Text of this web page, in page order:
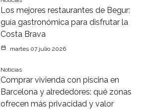
Los mejores restaurantes de Begur:
guía gastronómica para disfrutar la
Costa Brava
martes 07 julio 2026
Noticias
Comprar vivienda con piscina en
Barcelona y alrededores: qué zonas
ofrecen más privacidad y valor